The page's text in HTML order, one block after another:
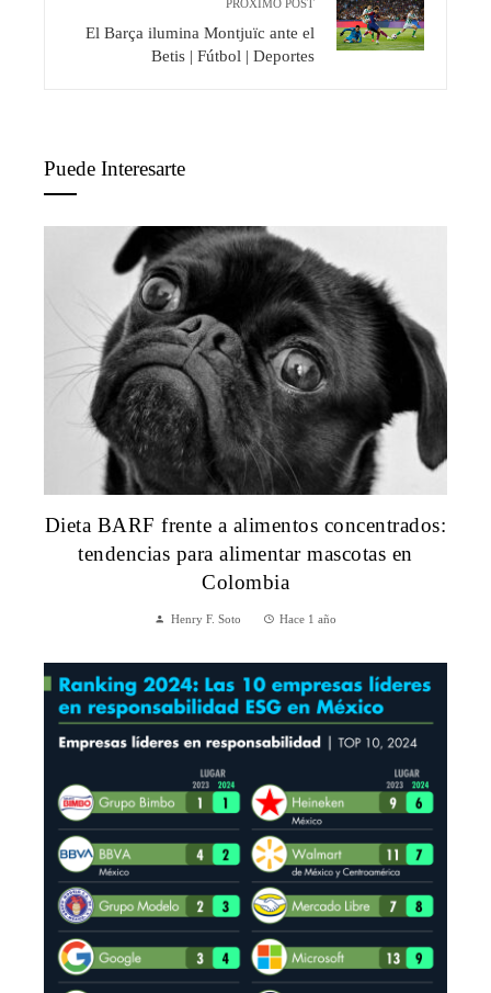
PRÓXIMO POST
El Barça ilumina Montjuïc ante el
Betis | Fútbol | Deportes
Puede Interesarte
Dieta BARF frente a alimentos concentrados:
tendencias para alimentar mascotas en
Colombia
Henry F. Soto Hace 1 año